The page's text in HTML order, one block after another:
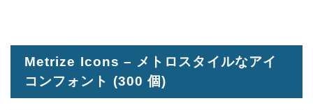
Metrize Icons – メトロスタイルなアイ
コンフォント (300 個)